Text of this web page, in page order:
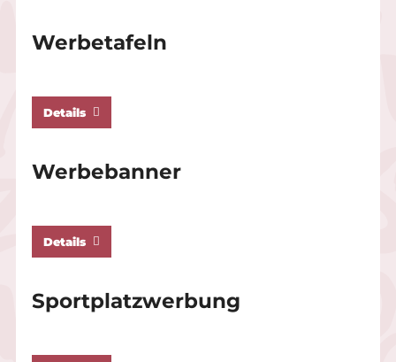
Werbetafeln
Details
Werbebanner
Details
Sportplatzwerbung